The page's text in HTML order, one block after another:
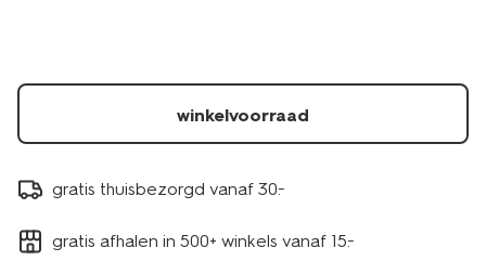
winkelvoorraad
gratis thuisbezorgd vanaf 30.-
gratis afhalen in 500+ winkels vanaf 15.-